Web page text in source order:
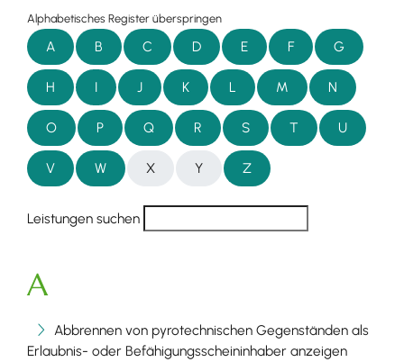
Alphabetisches Register überspringen
A B C D E F G
H I J K L M N
O P Q R S T U
V W X Y Z
Leistungen suchen
A
Abbrennen von pyrotechnischen Gegenständen als
Erlaubnis- oder Befähigungsscheininhaber anzeigen